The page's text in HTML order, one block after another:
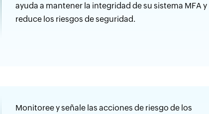
ayuda a mantener la integridad de su sistema MFA y
reduce los riesgos de seguridad.
Monitoree y señale las acciones de riesgo de los